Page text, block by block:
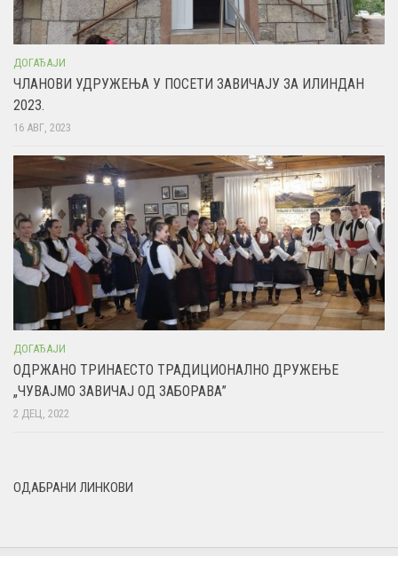
ДОГАЂАЈИ
ЧЛАНОВИ УДРУЖЕЊА У ПОСЕТИ ЗАВИЧАЈУ ЗА ИЛИНДАН
2023.
16 АВГ, 2023
ДОГАЂАЈИ
ОДРЖАНО ТРИНАЕСТО ТРАДИЦИОНАЛНО ДРУЖЕЊЕ
„ЧУВАЈМО ЗАВИЧАЈ ОД ЗАБОРАВА”
2 ДЕЦ, 2022
ОДАБРАНИ ЛИНКОВИ